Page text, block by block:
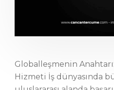
Globalleşmenin
Hizmeti İş dünyasında